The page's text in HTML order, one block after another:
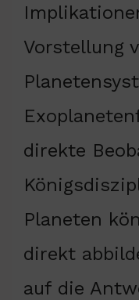
Vorstellung
direkte
Planeten
direkt
auf die